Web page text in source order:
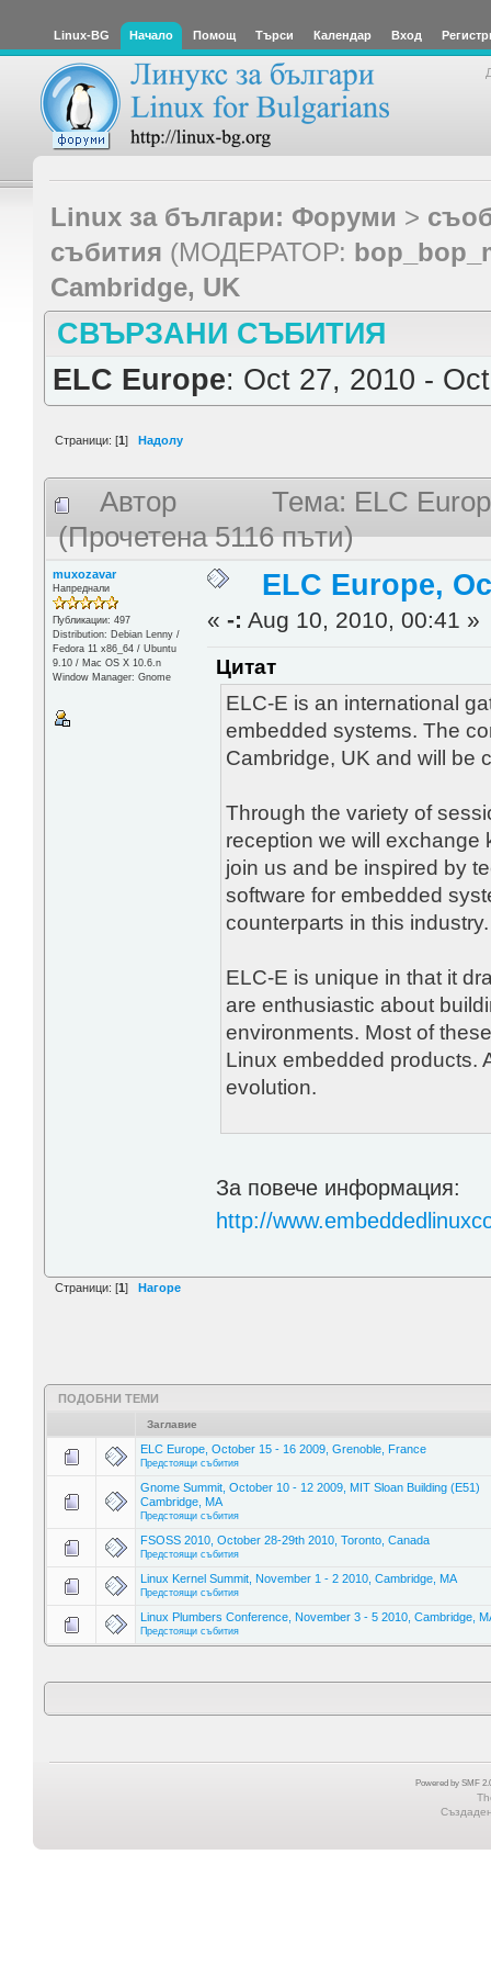
Linux-BG Начало Помощ Търси Календар Вход
Linux за българи: Форуми >
събития (МОДЕРАТОР:
Cambridge, UK
СВЪРЗАНИ СЪБИТИЯ
ELC Europe: Oct 27, 2010 -
Страници: [1] Надолу
Автор
Тема: ELC
(Прочетена 5116 пъти)
muxozavar
Напреднали
Публикации: 497
Distribution: Debian Lenny /
Fedora 11 x86_64 / Ubuntu
9.10 / Mac OS X 10.6.n
Window Manager: Gnome
ELC Europe,
«-: Aug 10, 2010, 00:41 »
Цитат
ELC-E is an international
embedded systems. The
Cambridge, UK and will be
Through the variety of
reception we will exchange
join us and be inspired by
software for embedded
counterparts in this industry.
ELC-E is unique in that it
are enthusiastic about
environments. Most of
Linux embedded products.
evolution.
За повече информация:
http://
Страници: [1] Нагоре
ПОДОБНИ ТЕМИ
Заглавие
ELC Europe, October 15 - 16 2009, Grenoble, France
Предстоящи събития
Gnome Summit, October 10 - 12 2009, MIT Sloan Building (E51)
Cambridge, MA
Предстоящи събития
FSOSS 2010, October 28-29th 2010, Toronto, Canada
Предстоящи събития
Linux Kernel Summit, November 1 - 2 2010, Cambridge, MA
Предстоящи събития
Linux Plumbers Conference, November 3 - 5 2010, Cambridge,
Предстоящи събития
Powered by SMF